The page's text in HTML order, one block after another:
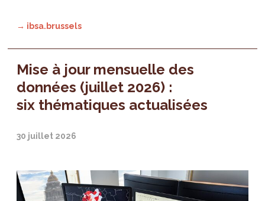
→ ibsa.brussels
Mise à jour mensuelle des
données (juillet 2026) :
six thématiques actualisées
30 juillet 2026